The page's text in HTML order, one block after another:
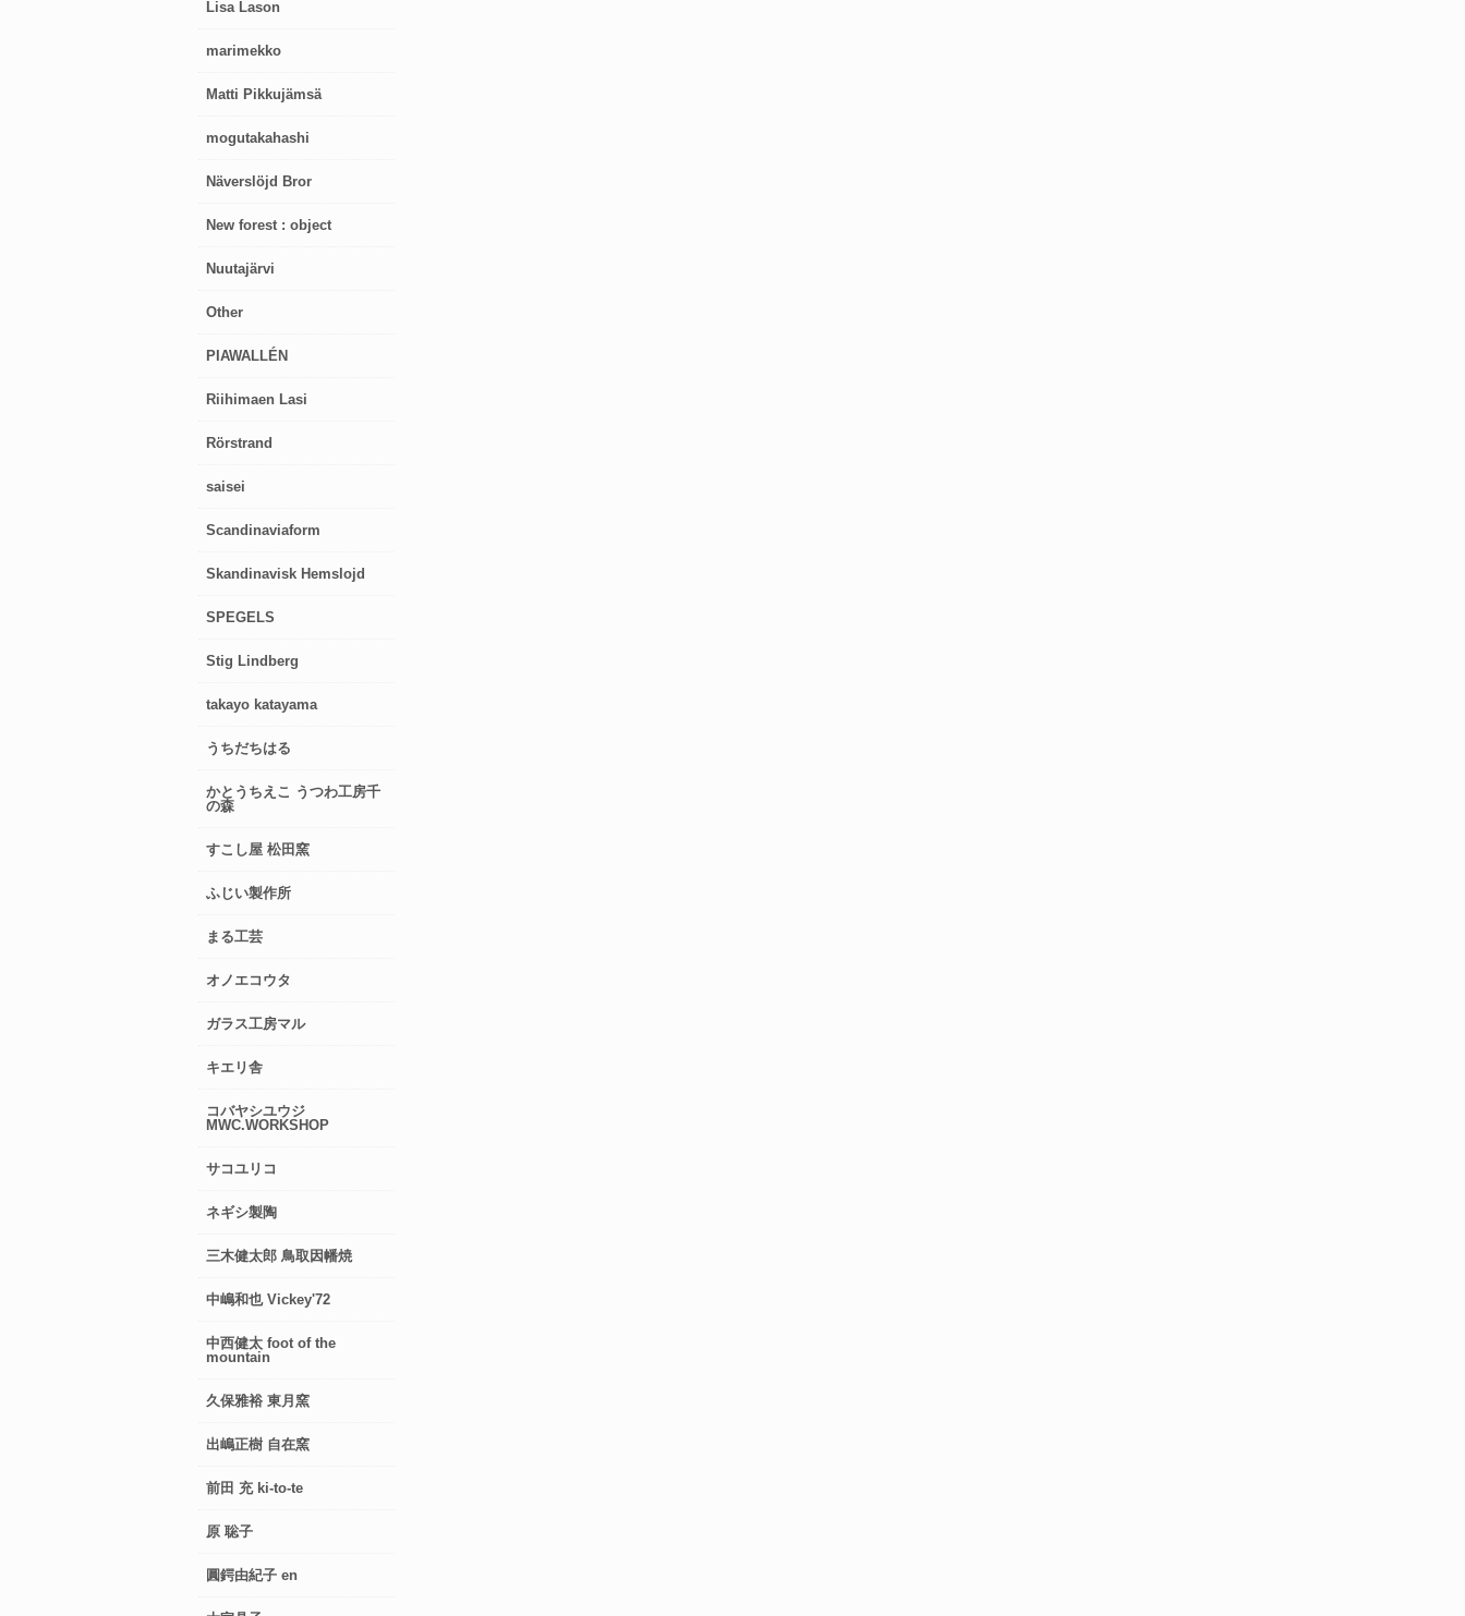
Lisa Lason
marimekko
Matti Pikkujämsä
mogutakahashi
Näverslöjd Bror
New forest : object
Nuutajärvi
Other
PIAWALLÉN
Riihimaen Lasi
Rörstrand
saisei
Scandinaviaform
Skandinavisk Hemslojd
SPEGELS
Stig Lindberg
takayo katayama
うちだちはる
かとうちえこ うつわ工房千
の森
すこし屋 松田窯
ふじい製作所
まる工芸
オノエコウタ
ガラス工房マル
キエリ舎
コバヤシユウジ
MWC.WORKSHOP
サコユリコ
ネギシ製陶
三木健太郎 鳥取因幡焼
中嶋和也 Vickey'72
中西健太 foot of the
mountain
久保雅裕 東月窯
出嶋正樹 自在窯
前田 充 ki-to-te
原 聡子
圓鍔由紀子 en